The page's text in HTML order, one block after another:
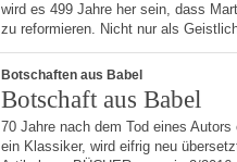
wird es 499 Jahre her sein, dass
zu reformieren. Nicht nur als
Botschaften aus Babel
Botschaft aus Babel
70 Jahre nach dem Tod eines
ein Klassiker, wird eifrig neu